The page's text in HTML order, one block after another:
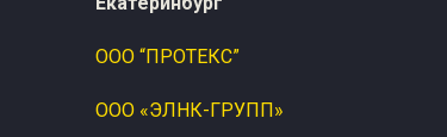
ООО “ПРОТЕКС”
ООО «ЭЛНК-ГРУПП»